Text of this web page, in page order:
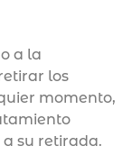
a la
los
momento,
su retirada.